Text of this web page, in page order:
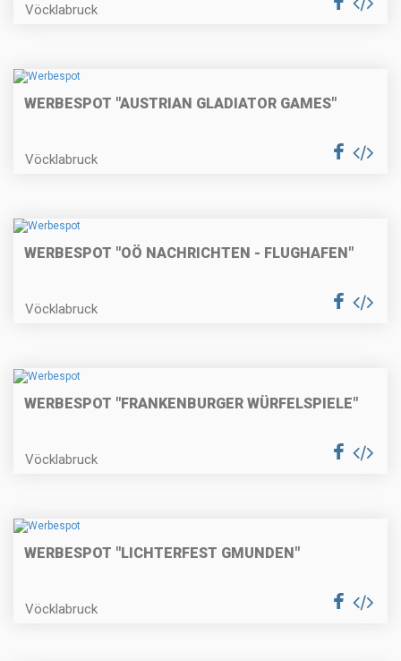
Vöcklabruck
WERBESPOT "AUSTRIAN GLADIATOR GAMES"
Vöcklabruck
WERBESPOT "OÖ NACHRICHTEN - FLUGHAFEN"
Vöcklabruck
WERBESPOT "FRANKENBURGER WÜRFELSPIELE"
Vöcklabruck
WERBESPOT "LICHTERFEST GMUNDEN"
Vöcklabruck